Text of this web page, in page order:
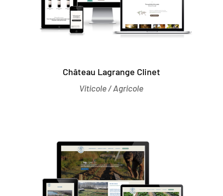
Château Lagrange Clinet
Viticole / Agricole